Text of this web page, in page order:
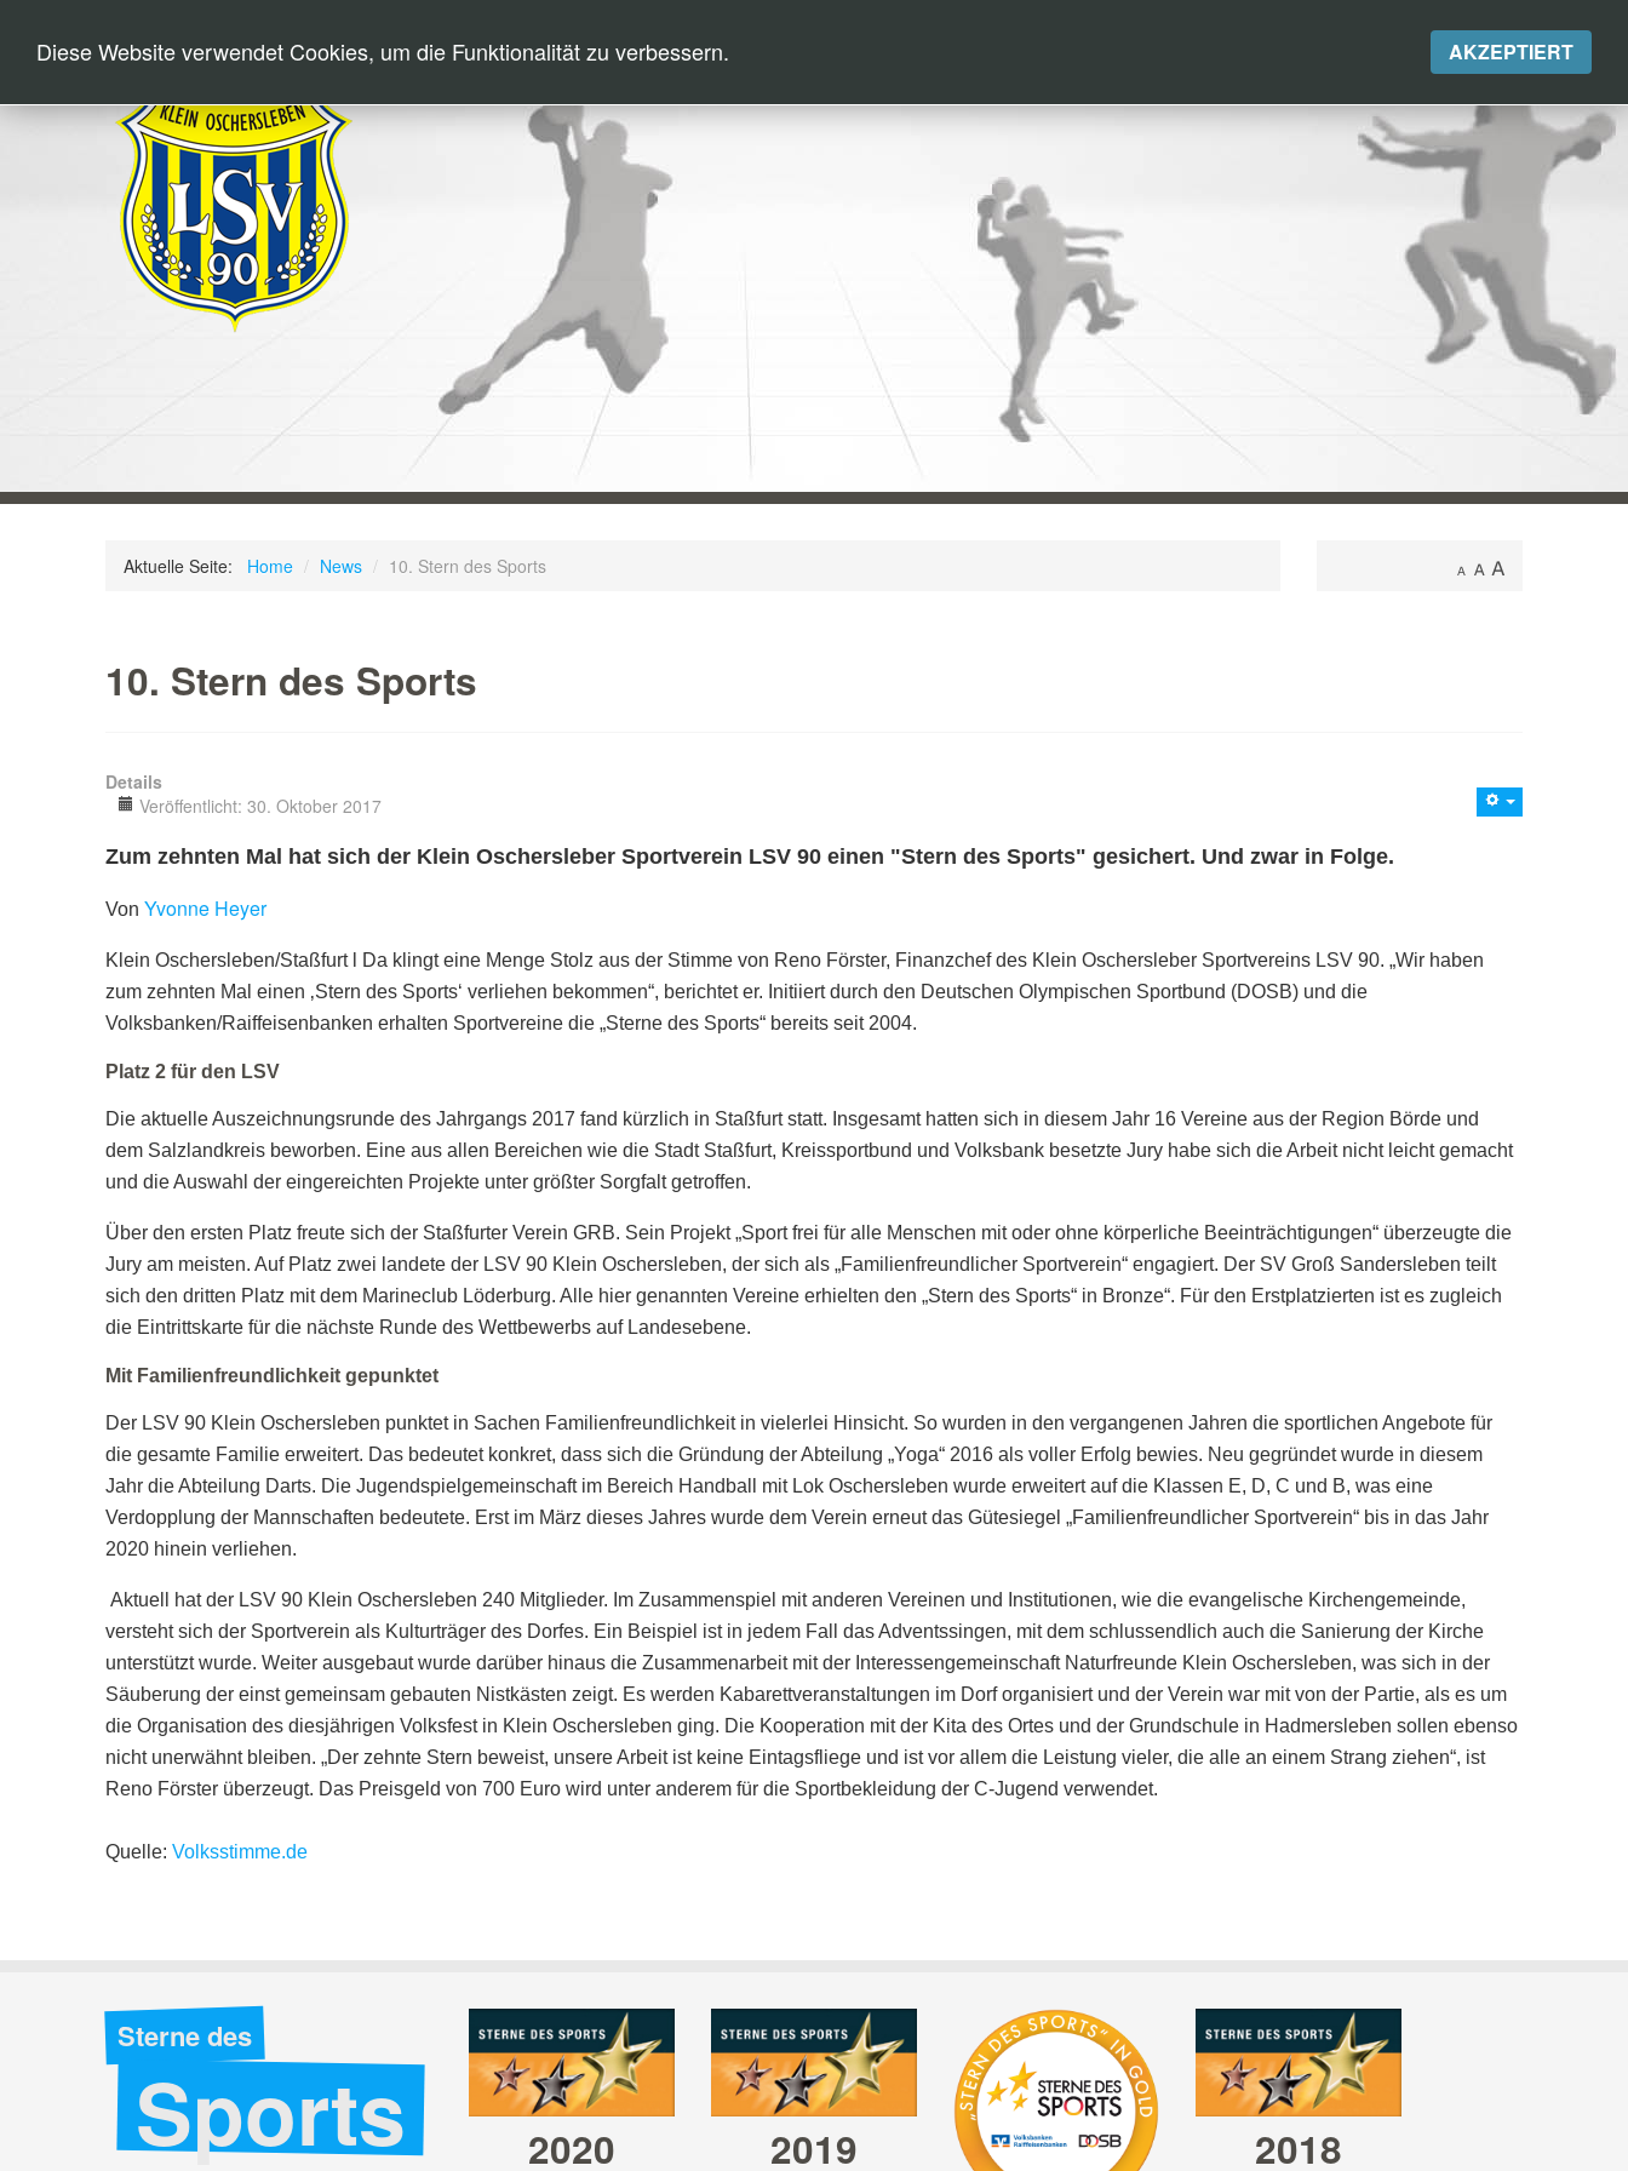
HOME NEWS HANDBALL VOLKSSPORT
Aktuelle Seite: Home / News / 10. Stern des Sports
10. Stern des Sports
Details
Veröffentlicht: 30. Oktober 2017
Zum zehnten Mal hat sich der Klein Oschersleber Sportverein LSV 90 einen "Stern des Sports" gesichert. Und zwar in Folge.
Von Yvonne Heyer
Klein Oschersleben/Staßfurt l Da klingt eine Menge Stolz aus der Stimme von Reno Förster, Finanzchef des Klein Oschersleber Sportvereins LSV 90. „Wir haben
zum zehnten Mal einen ‚Stern des Sports‘ verliehen bekommen“, berichtet er. Initiiert durch den Deutschen Olympischen Sportbund (DOSB) und die
Volksbanken/Raiffeisenbanken erhalten Sportvereine die „Sterne des Sports“ bereits seit 2004.
Platz 2 für den LSV
Die aktuelle Auszeichnungsrunde des Jahrgangs 2017 fand kürzlich in Staßfurt statt. Insgesamt hatten sich in diesem Jahr 16 Vereine aus der Region Börde und
dem Salzlandkreis beworben. Eine aus allen Bereichen wie die Stadt Staßfurt, Kreissportbund und Volksbank besetzte Jury habe sich die Arbeit nicht leicht gemacht
und die Auswahl der eingereichten Projekte unter größter Sorgfalt getroffen.
Über den ersten Platz freute sich der Staßfurter Verein GRB. Sein Projekt „Sport frei für alle Menschen mit oder ohne körperliche Beeinträchtigungen“ überzeugte die
Jury am meisten. Auf Platz zwei landete der LSV 90 Klein Oschersleben, der sich als „Familienfreundlicher Sportverein“ engagiert. Der SV Groß Sandersleben teilt
sich den dritten Platz mit dem Marineclub Löderburg. Alle hier genannten Vereine erhielten den „Stern des Sports“ in Bronze“. Für den Erstplatzierten ist es zugleich
die Eintrittskarte für die nächste Runde des Wettbewerbs auf Landesebene.
Mit Familienfreundlichkeit gepunktet
Der LSV 90 Klein Oschersleben punktet in Sachen Familienfreundlichkeit in vielerlei Hinsicht. So wurden in den vergangenen Jahren die sportlichen Angebote für
die gesamte Familie erweitert. Das bedeutet konkret, dass sich die Gründung der Abteilung „Yoga“ 2016 als voller Erfolg bewies. Neu gegründet wurde in diesem
Jahr die Abteilung Darts. Die Jugendspielgemeinschaft im Bereich Handball mit Lok Oschersleben wurde erweitert auf die Klassen E, D, C und B, was eine
Verdopplung der Mannschaften bedeutete. Erst im März dieses Jahres wurde dem Verein erneut das Gütesiegel „Familienfreundlicher Sportverein“ bis in das Jahr
2020 hinein verliehen.
Aktuell hat der LSV 90 Klein Oschersleben 240 Mitglieder. Im Zusammenspiel mit anderen Vereinen und Institutionen, wie die evangelische Kirchengemeinde,
versteht sich der Sportverein als Kulturträger des Dorfes. Ein Beispiel ist in jedem Fall das Adventssingen, mit dem schlussendlich auch die Sanierung der Kirche
unterstützt wurde. Weiter ausgebaut wurde darüber hinaus die Zusammenarbeit mit der Interessengemeinschaft Naturfreunde Klein Oschersleben, was sich in der
Säuberung der einst gemeinsam gebauten Nistkästen zeigt. Es werden Kabarettveranstaltungen im Dorf organisiert und der Verein war mit von der Partie, als es um
die Organisation des diesjährigen Volksfest in Klein Oschersleben ging. Die Kooperation mit der Kita des Ortes und der Grundschule in Hadmersleben sollen ebenso
nicht unerwähnt bleiben. „Der zehnte Stern beweist, unsere Arbeit ist keine Eintagsfliege und ist vor allem die Leistung vieler, die alle an einem Strang ziehen“, ist
Reno Förster überzeugt. Das Preisgeld von 700 Euro wird unter anderem für die Sportbekleidung der C-Jugend verwendet.
Quelle: Volksstimme.de
Sterne des
Sports
kleiner Stern
in Bronze
2020
kleiner Stern
in Bronze
2019
kleiner Stern
in gold
großer Stern
in silber
2018
Diese Website verwendet Cookies, um die Funktionalität zu verbessern. AKZEPTIERT